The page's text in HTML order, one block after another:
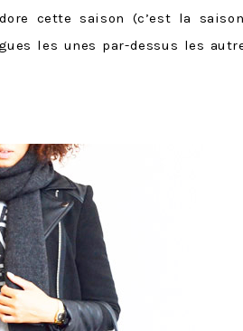
cette saison (c’est la
les unes par-dessus les